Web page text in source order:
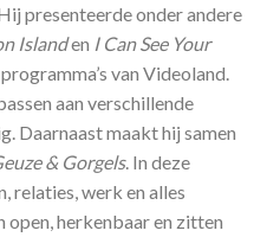
presenteerde onder andere
Islanden I Can See Your
van Videoland.
aan verschillende
Daarnaast maakt hij samen
& Gorgels. In deze
relaties, werk en alles
open, herkenbaar en zitten